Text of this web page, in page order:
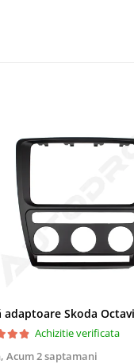
Achizitie verificata
Acum 2 saptamani